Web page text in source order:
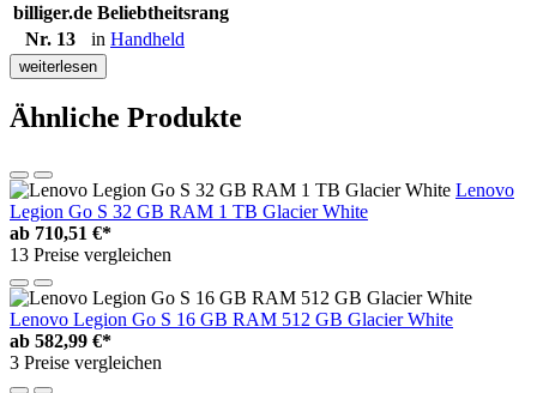
billiger.de Beliebtheitsrang
Nr. 13
in Handheld
weiterlesen
Ähnliche Produkte
Lenovo
Legion Go S 32 GB RAM 1 TB Glacier White
ab 710,51 €*
13 Preise vergleichen
Lenovo Legion Go S 16 GB RAM 512 GB Glacier White
ab 582,99 €*
3 Preise vergleichen